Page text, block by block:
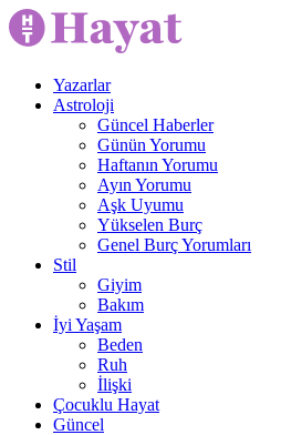
Yazarlar
Astroloji
Güncel Haberler
Günün Yorumu
Haftanın Yorumu
Ayın Yorumu
Aşk Uyumu
Yükselen Burç
Genel Burç Yorumları
Stil
Giyim
Bakım
İyi Yaşam
Beden
Ruh
İlişki
Çocuklu Hayat
Güncel